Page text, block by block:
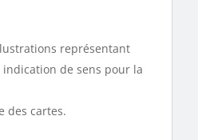
représentant
de sens pour la
des cartes.